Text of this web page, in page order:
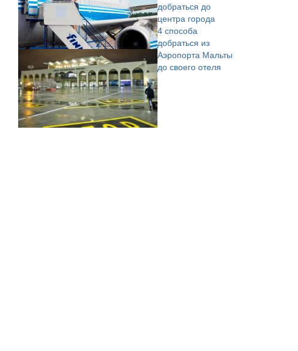
добраться до
центра города
4 способа
добраться из
Аэропорта Мальты
до своего отеля